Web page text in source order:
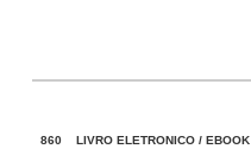
860 LIVRO ELETRONICO / EBOOK